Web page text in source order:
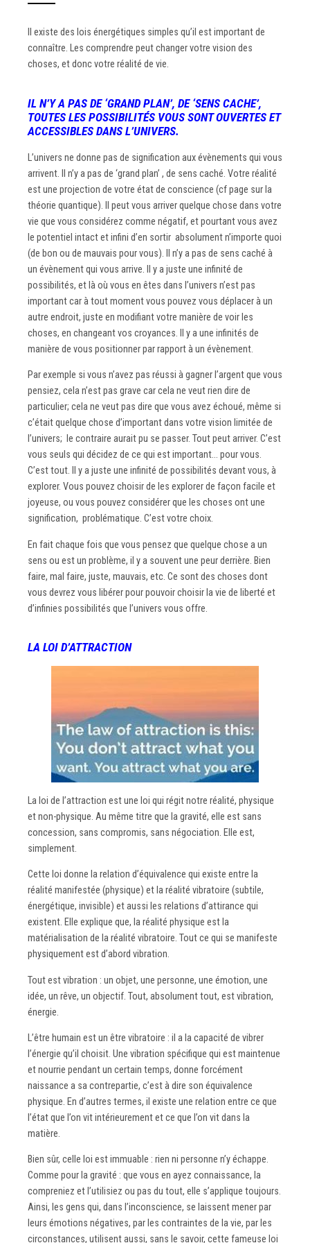
Il existe des lois énergétiques simples qu’il est important de
connaître. Les comprendre peut changer votre vision des
choses, et donc votre réalité de vie.
IL N’Y A PAS DE‘GRAND PLAN’, DE ‘SENS CACHE’,
TOUTES LES POSSIBILITÉS VOUS SONT OUVERTES ET
ACCESSIBLES DANS L’UNIVERS.
L’univers ne donne pas de signification aux évènements qui vous
arrivent. Il n’y a pas de ‘grand plan’ , de sens caché. Votre réalité
est une projection de votre état de conscience (cf page sur la
théorie quantique). Il peut vous arriver quelque chose dans votre
vie que vous considérez comme négatif, et pourtant vous avez
le potentiel intact et infini d’en sortir absolument n’importe quoi
(de bon ou de mauvais pour vous). Il n’y a pas de sens caché à
un évènement qui vous arrive. Il y a juste une infinité de
possibilités, et là où vous en êtes dans l’univers n’est pas
important car à tout moment vous pouvez vous déplacer à un
autre endroit, juste en modifiant votre manière de voir les
choses, en changeant vos croyances. Il y a une infinités de
manière de vous positionner par rapport à un évènement.
Par exemple si vous n’avez pas réussi à gagner l’argent que vous
pensiez, cela n’est pas grave car cela ne veut rien dire de
particulier; cela ne veut pas dire que vous avez échoué, même si
c’était quelque chose d’important dans votre vision limitée de
l’univers; le contraire aurait pu se passer. Tout peut arriver. C’est
vous seuls qui décidez de ce qui est important… pour vous.
C’est tout. Il y a juste une infinité de possibilités devant vous, à
explorer. Vous pouvez choisir de les explorer de façon facile et
joyeuse, ou vous pouvez considérer que les choses ont une
signification, problématique. C’est votre choix.
En fait chaque fois que vous pensez que quelque chose a un
sens ou est un problème, il y a souvent une peur derrière. Bien
faire, mal faire, juste, mauvais, etc. Ce sont des choses dont
vous devrez vous libérer pour pouvoir choisir la vie de liberté et
d’infinies possibilités que l’univers vous offre.
LA LOI D’ATTRACTION
La loi de l’attraction est une loi qui régit notre réalité, physique
et non-physique. Au même titre que la gravité, elle est sans
concession, sans compromis, sans négociation. Elle est,
simplement.
Cette loi donne la relation d’équivalence qui existe entre la
réalité manifestée (physique) et la réalité vibratoire (subtile,
énergétique, invisible) et aussi les relations d’attirance qui
existent. Elle explique que, la réalité physique est la
matérialisation de la réalité vibratoire. Tout ce qui se manifeste
physiquement est d’abord vibration.
Tout est vibration : un objet, une personne, une émotion, une
idée, un rêve, un objectif. Tout, absolument tout, est vibration,
énergie.
L’être humain est un être vibratoire : il a la capacité de vibrer
l’énergie qu’il choisit. Une vibration spécifique qui est maintenue
et nourrie pendant un certain temps, donne forcément
naissance a sa contrepartie, c’est à dire son équivalence
physique. En d’autres termes, il existe une relation entre ce que
l’état que l’on vit intérieurement et ce que l’on vit dans la
matière.
Bien sûr, celle loi est immuable : rien ni personne n’y échappe.
Comme pour la gravité : que vous en ayez connaissance, la
compreniez et l’utilisiez ou pas du tout, elle s’applique toujours.
Ainsi, les gens qui, dans l’inconscience, se laissent mener par
leurs émotions négatives, par les contraintes de la vie, par les
circonstances, utilisent aussi, sans le savoir, cette fameuse loi